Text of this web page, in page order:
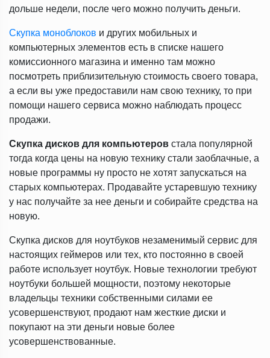
дольше недели, после чего можно получить деньги.
Скупка моноблоков и других мобильных и
компьютерных элементов есть в списке нашего
комиссионного магазина и именно там можно
посмотреть приблизительную стоимость своего товара,
а если вы уже предоставили нам свою технику, то при
помощи нашего сервиса можно наблюдать процесс
продажи.
Скупка дисков для компьютеров стала популярной
тогда когда цены на новую технику стали заоблачные, а
новые программы ну просто не хотят запускаться на
старых компьютерах. Продавайте устаревшую технику
у нас получайте за нее деньги и собирайте средства на
новую.
Скупка дисков для ноутбуков незаменимый сервис для
настоящих геймеров или тех, кто постоянно в своей
работе использует ноутбук. Новые технологии требуют
ноутбуки большей мощности, поэтому некоторые
владельцы техники собственными силами ее
усовершенствуют, продают нам жесткие диски и
покупают на эти деньги новые более
усовершенствованные.